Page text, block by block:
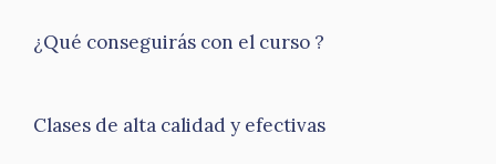
¿Qué conseguirás con el curso ?
Clases de alta calidad y efectivas